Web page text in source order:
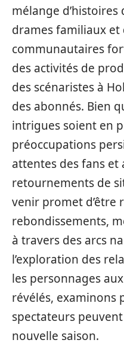
mélange d’histoires
drames familiaux et
communautaires
des activités de
des scénaristes à
des abonnés. Bien
intrigues soient en
préoccupations
attentes des fans et
retournements de
venir promet d’être
rebondissements,
à travers des arcs
l’exploration des
les personnages
révélés, examinons
spectateurs
nouvelle saison.